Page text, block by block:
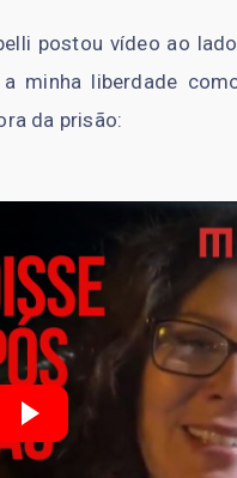
postou vídeo ao
minha liberdade
da prisão: